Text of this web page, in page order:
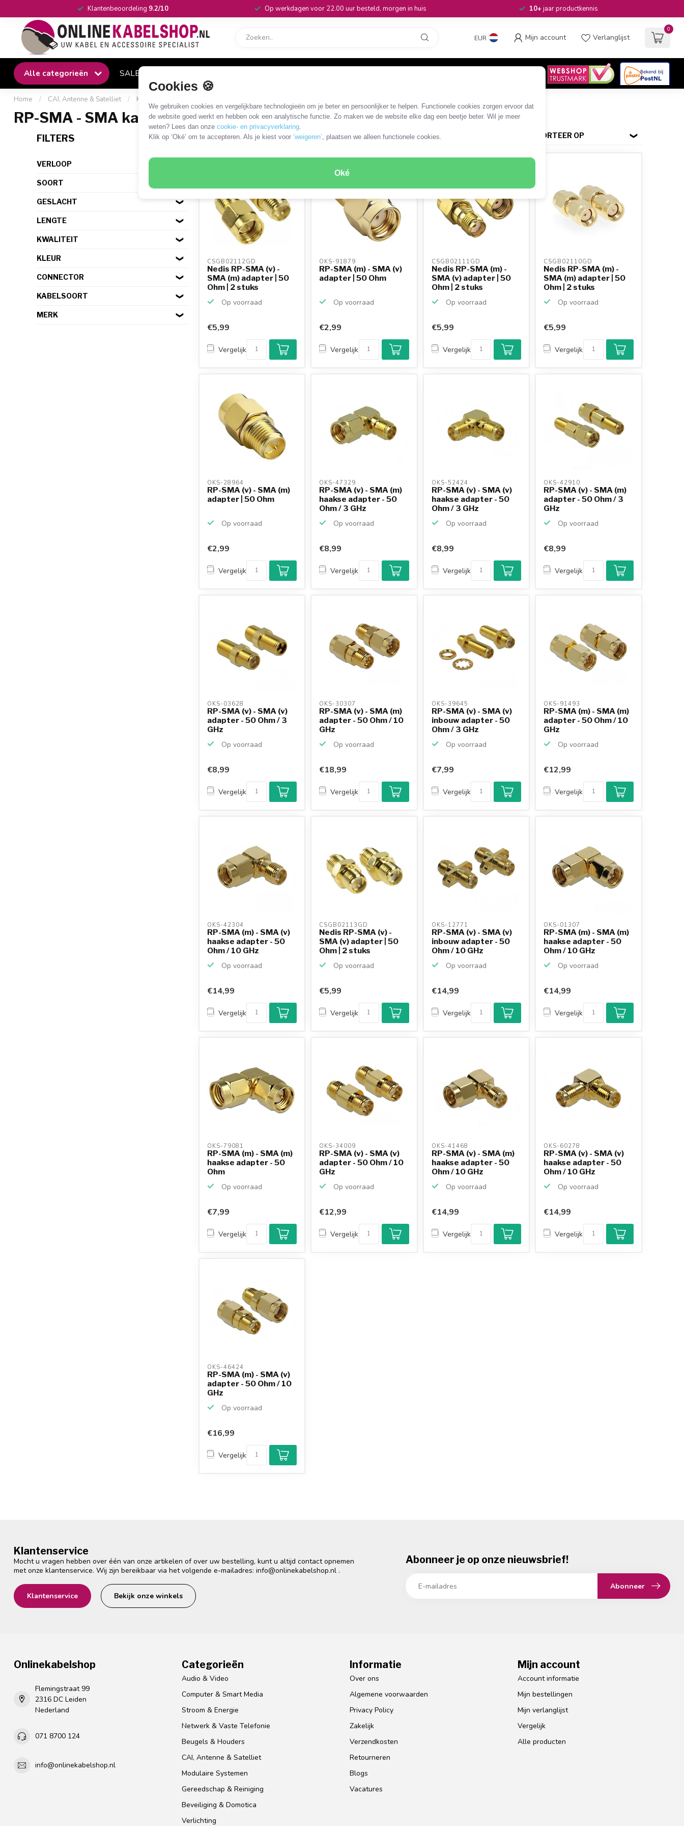
Cookies 🍪
We gebruiken cookies en vergelijkbare technologieën om je beter en persoonlijker te helpen. Functionele cookies zorgen ervoor dat
de website goed werkt en hebben ook een analytische functie. Zo maken we de website elke dag een beetje beter. Wil je meer
weten? Lees dan onze cookie- en privacyverklaring.
Klik op ‘Oké’ om te accepteren. Als je kiest voor ‘weigeren’, plaatsen we alleen functionele cookies.
Oké
Klantenbeoordeling 9.2/10 Op werkdagen voor 22.00 uur besteld, morgen in huis 10+jaar productkennis
EUR Mijn account Verlanglijst
0
Alle categorieën SALE
Home / CAI, Antenne & Satelliet / Kabels en adapters
RP-SMA - SMA kabels en adapters
FILTERS
VERLOOP
SOORT
GESLACHT
LENGTE
KWALITEIT
KLEUR
CONNECTOR
KABELSOORT
MERK
21 PRODUCTEN SORTEER OP
CSGB02112GD
Nedis RP-SMA (v) -
SMA (m) adapter | 50
Ohm | 2 stuks
Op voorraad
€5,99
Vergelijk
OKS-91879
RP-SMA (m) - SMA (v)
adapter | 50 Ohm
Op voorraad
€2,99
Vergelijk
CSGB02111GD
Nedis RP-SMA (m) -
SMA (v) adapter | 50
Ohm | 2 stuks
Op voorraad
€5,99
Vergelijk
CSGB02110GD
Nedis RP-SMA (m) -
SMA (m) adapter | 50
Ohm | 2 stuks
Op voorraad
€5,99
Vergelijk
OKS-28964
RP-SMA (v) - SMA (m)
adapter | 50 Ohm
Op voorraad
€2,99
Vergelijk
OKS-47329
RP-SMA (v) - SMA (m)
haakse adapter - 50
Ohm / 3 GHz
Op voorraad
€8,99
Vergelijk
OKS-52424
RP-SMA (v) - SMA (v)
haakse adapter - 50
Ohm / 3 GHz
Op voorraad
€8,99
Vergelijk
OKS-42910
RP-SMA (v) - SMA (m)
adapter - 50 Ohm / 3
GHz
Op voorraad
€8,99
Vergelijk
OKS-03628
RP-SMA (v) - SMA (v)
adapter - 50 Ohm / 3
GHz
Op voorraad
€8,99
Vergelijk
OKS-30307
RP-SMA (v) - SMA (m)
adapter - 50 Ohm / 10
GHz
Op voorraad
€18,99
Vergelijk
OKS-39645
RP-SMA (v) - SMA (v)
inbouw adapter - 50
Ohm / 3 GHz
Op voorraad
€7,99
Vergelijk
OKS-91493
RP-SMA (m) - SMA (m)
adapter - 50 Ohm / 10
GHz
Op voorraad
Klantenbeoordeling
9,2/10
Achteraf betalen
mogelijk
€12,99
Vergelijk
OKS-42304
RP-SMA (m) - SMA (v)
haakse adapter - 50
Ohm / 10 GHz
Op voorraad
€14,99
Vergelijk
CSGB02113GD
Nedis RP-SMA (v) -
SMA (v) adapter | 50
Ohm | 2 stuks
Op voorraad
€5,99
Vergelijk
OKS-12771
RP-SMA (v) - SMA (v)
inbouw adapter - 50
Ohm / 10 GHz
Op voorraad
€14,99
Vergelijk
OKS-01307
RP-SMA (m) - SMA (m)
haakse adapter - 50
Ohm / 10 GHz
Op voorraad
€14,99
Vergelijk
OKS-79081
RP-SMA (m) - SMA (m)
haakse adapter - 50
Ohm
Op voorraad
€7,99
Vergelijk
OKS-34009
RP-SMA (v) - SMA (v)
adapter - 50 Ohm / 10
GHz
Op voorraad
€12,99
Vergelijk
OKS-41468
RP-SMA (v) - SMA (m)
haakse adapter - 50
Ohm / 10 GHz
Op voorraad
€14,99
Vergelijk
OKS-60278
RP-SMA (v) - SMA (v)
haakse adapter - 50
Ohm / 10 GHz
Op voorraad
€14,99
Vergelijk
OKS-46424
RP-SMA (m) - SMA (v)
adapter - 50 Ohm / 10
GHz
Op voorraad
€16,99
Vergelijk
Klantenservice
Mocht u vragen hebben over één van onze artikelen of over uw bestelling, kunt u altijd contact opnemen
met onze klantenservice. Wij zijn bereikbaar via het volgende e-mailadres: info@onlinekabelshop.nl .
Klantenservice Bekijk onze winkels
Abonneer je op onze nieuwsbrief!
Abonneer
Onlinekabelshop
Flemingstraat 99
2316 DC Leiden
Nederland
071 8700 124
info@onlinekabelshop.nl
Categorieën
Audio & Video
Computer & Smart Media
Stroom & Energie
Netwerk & Vaste Telefonie
Beugels & Houders
CAI, Antenne & Satelliet
Modulaire Systemen
Gereedschap & Reiniging
Beveiliging & Domotica
Verlichting
Informatie
Over ons
Algemene voorwaarden
Privacy Policy
Zakelijk
Verzendkosten
Retourneren
Blogs
Vacatures
Mijn account
Account informatie
Mijn bestellingen
Mijn verlanglijst
Vergelijk
Alle producten